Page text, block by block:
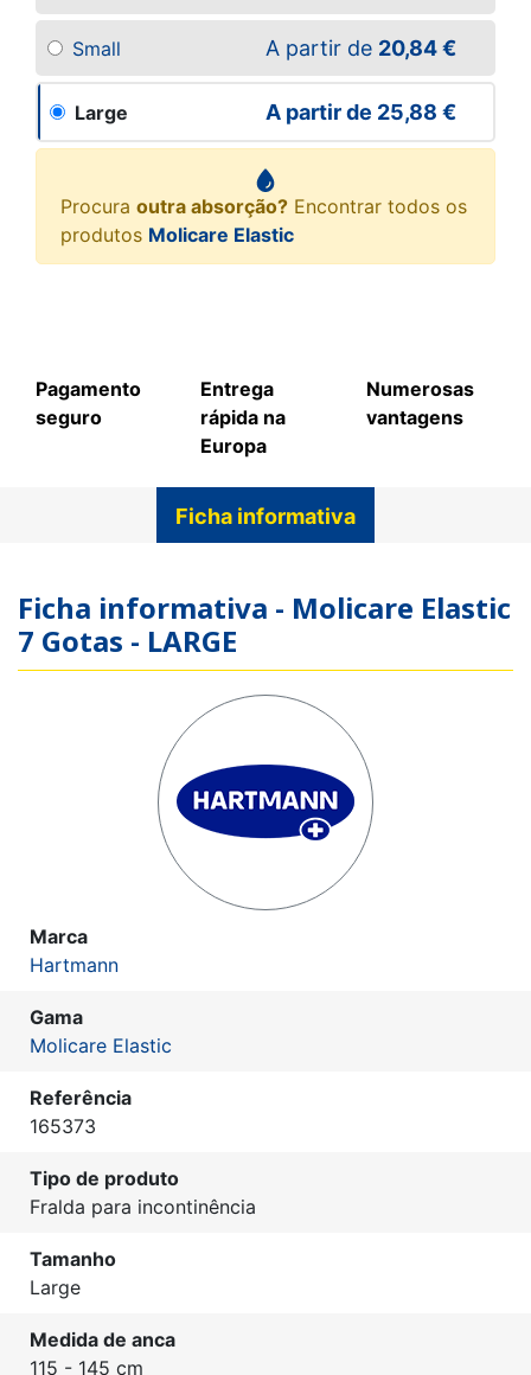
Small A partir de 20,84 €
Large A partir de 25,88 €
Procura outra absorção? Encontrar todos os
produtos Molicare Elastic
Pagamento
seguro
Entrega
rápida na
Europa
Numerosas
vantagens
Ficha informativa
Ficha informativa - Molicare Elastic
7 Gotas - LARGE
Marca
Hartmann
Gama
Molicare Elastic
Referência
165373
Tipo de produto
Fralda para incontinência
Tamanho
Large
Medida de anca
115 - 145 cm